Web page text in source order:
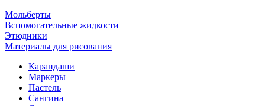
Мольберты
Вспомогательные жидкости
Этюдники
Материалы для рисования
Карандаши
Маркеры
Пастель
Сангина